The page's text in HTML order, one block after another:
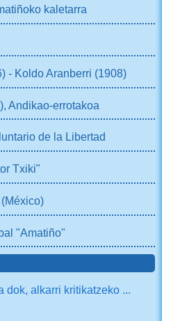
kaletarra
- Koldo Aranberri (1908)
Andikao-errotakoa
de la Libertad
Txiki"
"Amatiño"
dok, alkarri kritikatzeko ...